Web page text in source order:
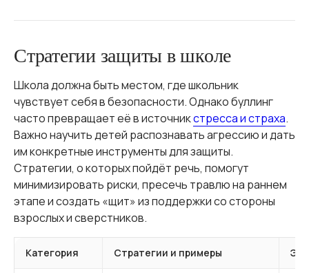
Стратегии защиты в школе
Школа должна быть местом, где школьник
чувствует себя в безопасности. Однако буллинг
часто превращает её в источникстресса и страха.
Важно научить детей распознавать агрессию и дать
им конкретные инструменты для защиты.
Стратегии, о которых пойдёт речь, помогут
минимизировать риски, пресечь травлю на раннем
этапе и создать «щит» из поддержки со стороны
взрослых и сверстников.
Категория Стратегии и примеры